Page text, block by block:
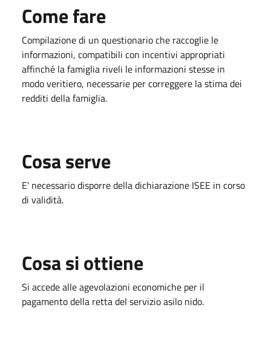
Come fare
Compilazione di un questionario che raccoglie le
informazioni, compatibili con incentivi appropriati
affinché la famiglia riveli le informazioni stesse in
modo veritiero, necessarie per correggere la stima dei
redditi della famiglia.
Cosa serve
E' necessario disporre della dichiarazione ISEE in corso
di validità.
Cosa si ottiene
Si accede alle agevolazioni economiche per il
pagamento della retta del servizio asilo nido.